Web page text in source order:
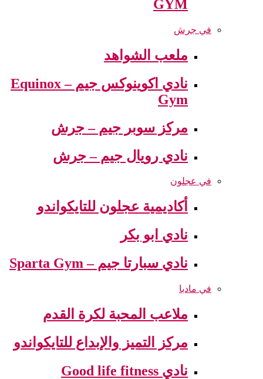
GYM
في جرش
ملعب الشواهد
نادي اكوينوكس جيم – Equinox
Gym
مركز سوبر جيم – جرش
نادي رويال جيم – جرش
في عجلون
أكاديمية عجلون للتايكواندو
نادي ابو بكر
نادي سبارتا جيم – Sparta Gym
في مادبا
ملاعب المحبة لكرة القدم
مركز التميز والإبداع للتايكواندو
نادي Good life fitness